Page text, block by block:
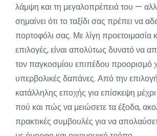
λάμψη και τη μεγαλοπρέπειά του —
σημαίνει ότι το ταξίδι σας πρέπει να
πορτοφόλι σας. Με λίγη προετοιμασία
επιλογές, είναι απολύτως δυνατό να
τον παγκοσμίου επιπέδου προορισμό
υπερβολικές δαπάνες. Από την
κατάλληλης εποχής για επίσκεψη
πού και πώς να μειώσετε τα έξοδα,
πρακτικές συμβουλές για να